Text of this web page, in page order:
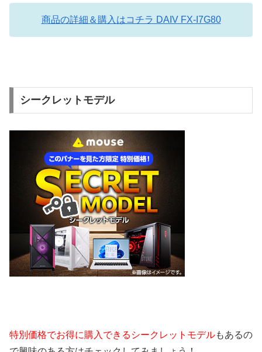
商品の詳細＆購入はコチラ DAIV FX-I7G80
シークレットモデル
特別価格でお得に購入できるシークレットモデルもあるの